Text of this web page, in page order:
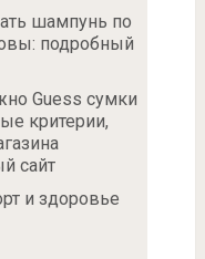
шампунь по
подробный
Guess сумки
критерии,
сайт
и здоровье